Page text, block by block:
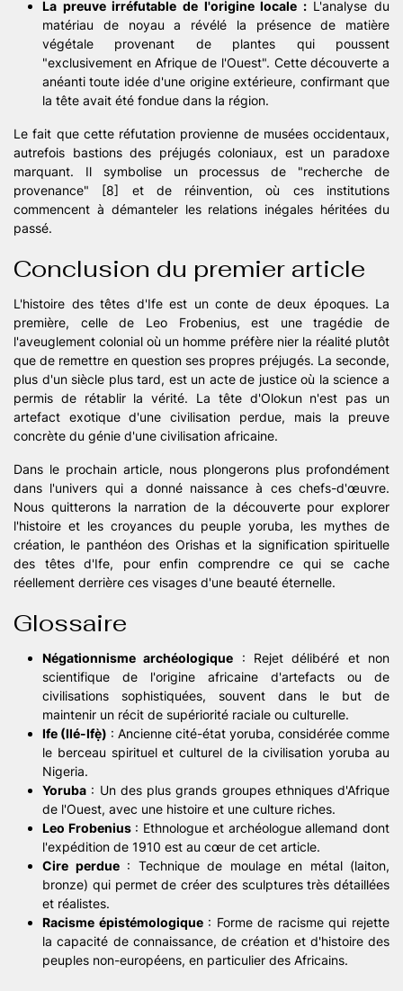
La preuve irréfutable de l'origine locale :L'analyse du
matériau de noyau a révélé la présence de matière
végétale provenant de plantes qui poussent
"exclusivement en Afrique de l'Ouest". Cette découverte a
anéanti toute idée d'une origine extérieure, confirmant que
la tête avait été fondue dans la région.
Le fait que cette réfutation provienne de musées occidentaux,
autrefois bastions des préjugés coloniaux, est un paradoxe
marquant. Il symbolise un processus de "recherche de
provenance" [8] et de réinvention, où ces institutions
commencent à démanteler les relations inégales héritées du
passé.
Conclusion du premier article
L'histoire des têtes d'Ife est un conte de deux époques. La
première, celle de Leo Frobenius, est une tragédie de
l'aveuglement colonial où un homme préfère nier la réalité plutôt
que de remettre en question ses propres préjugés. La seconde,
plus d'un siècle plus tard, est un acte de justice où la science a
permis de rétablir la vérité. La tête d'Olokun n'est pas un
artefact exotique d'une civilisation perdue, mais la preuve
concrète du génie d'une civilisation africaine.
Dans le prochain article, nous plongerons plus profondément
dans l'univers qui a donné naissance à ces chefs-d'œuvre.
Nous quitterons la narration de la découverte pour explorer
l'histoire et les croyances du peuple yoruba, les mythes de
création, le panthéon des Orishas et la signification spirituelle
des têtes d'Ife, pour enfin comprendre ce qui se cache
réellement derrière ces visages d'une beauté éternelle.
Glossaire
Négationnisme archéologique : Rejet délibéré et non
scientifique de l'origine africaine d'artefacts ou de
civilisations sophistiquées, souvent dans le but de
maintenir un récit de supériorité raciale ou culturelle.
Ife (Ilé-Ifẹ̀) : Ancienne cité-état yoruba, considérée comme
le berceau spirituel et culturel de la civilisation yoruba au
Nigeria.
Yoruba : Un des plus grands groupes ethniques d'Afrique
de l'Ouest, avec une histoire et une culture riches.
Leo Frobenius: Ethnologue et archéologue allemand dont
l'expédition de 1910 est au cœur de cet article.
Cire perdue: Technique de moulage en métal (laiton,
bronze) qui permet de créer des sculptures très détaillées
et réalistes.
Racisme épistémologique: Forme de racisme qui rejette
la capacité de connaissance, de création et d'histoire des
peuples non-européens, en particulier des Africains.